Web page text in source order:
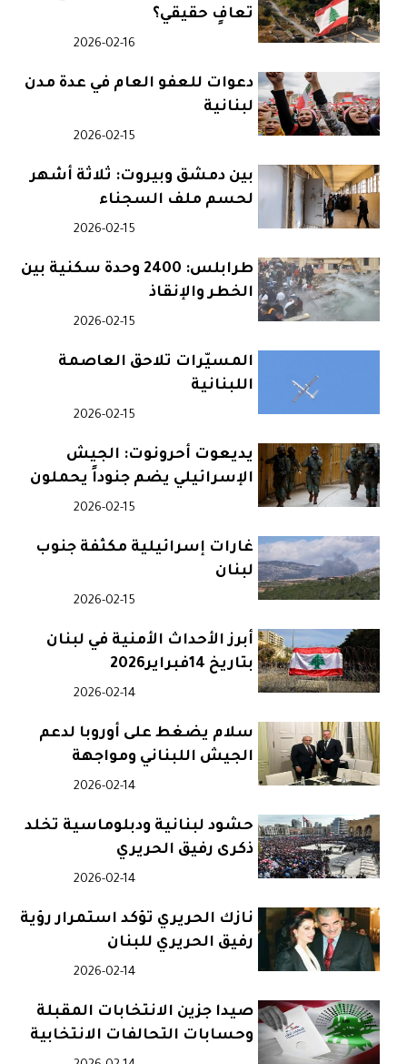
تعافٍ حقيقي؟
2026-02-16
دعوات للعفو العام في عدة مدن
لبنانية
2026-02-15
بين دمشق وبيروت: ثلاثة أشهر
لحسم ملف السجناء
2026-02-15
طرابلس: 2400 وحدة سكنية بين
الخطر والإنقاذ
2026-02-15
المسيّرات تلاحق العاصمة
اللبنانية
2026-02-15
يديعوت أحرونوت: الجيش
الإسرائيلي يضم جنوداً يحملون
2026-02-15
غارات إسرائيلية مكثفة جنوب
لبنان
2026-02-15
أبرز الأحداث الأمنية في لبنان
بتاريخ 14فبراير2026
2026-02-14
سلام يضغط على أوروبا لدعم
الجيش اللبناني ومواجهة
الانتهاكات الإسرائيلية
2026-02-14
حشود لبنانية ودبلوماسية تخلد
ذكرى رفيق الحريري
2026-02-14
نازك الحريري تؤكد استمرار رؤية
رفيق الحريري للبنان
2026-02-14
صيدا جزين الانتخابات المقبلة
وحسابات التحالفات الانتخابية